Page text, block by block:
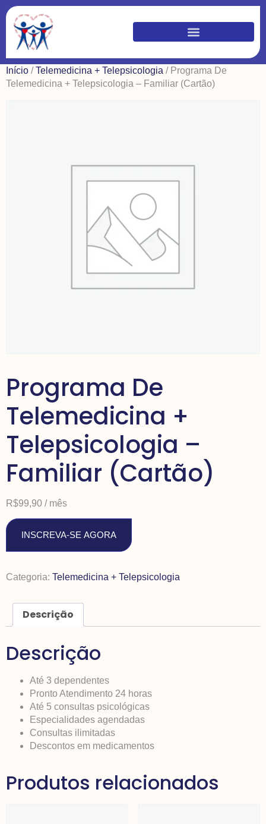
Início /Telemedicina + Telepsicologia / Programa De
Telemedicina + Telepsicologia – Familiar (Cartão)
Programa De
Telemedicina +
Telepsicologia –
Familiar (Cartão)
R$99,90 / mês
INSCREVA-SE AGORA
Categoria: Telemedicina + Telepsicologia
Descrição
Descrição
Até 3 dependentes
Pronto Atendimento 24 horas
Até 5 consultas psicológicas
Especialidades agendadas
Consultas ilimitadas
Descontos em medicamentos
Produtos relacionados